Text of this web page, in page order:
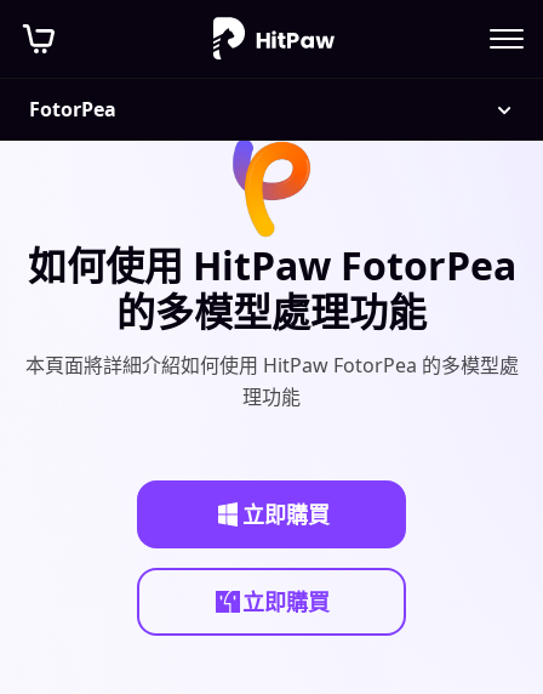
FotorPea
如何使用 HitPaw FotorPea
的多模型處理功能
本頁面將詳細介紹如何使用 HitPaw FotorPea 的多模型處
理功能
立即購買
立即購買